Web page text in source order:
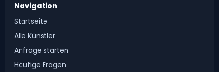
Navigation
Startseite
Alle Künstler
Anfrage starten
Häufige Fragen